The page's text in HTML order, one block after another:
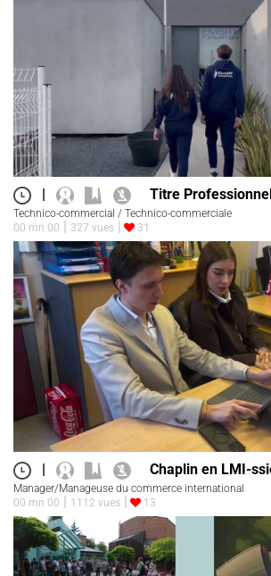
Titre
Technico-commercial / Technico-commerciale
00 mn 00
327 vues 31
| Chaplin en LMI-
Manager/Manageuse du commerce international
00 mn 00
1112 vues 13